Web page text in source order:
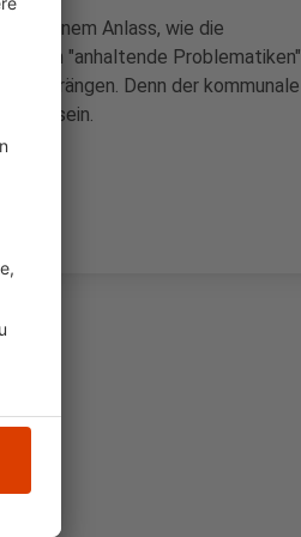
Anlass, wie die
noch "anhaltende Problematiken"
Denn der kommunale
zu sein.